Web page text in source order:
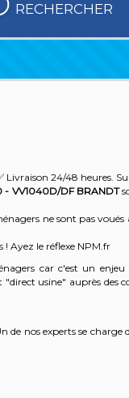
RECHERCHER
Livraison 24/48 heures.
- VV1040D/DF BRANDT
ne sont pas
! Ayez le réflexe NPM.fr
car c'est un
usine" auprès des
de nos experts se charge